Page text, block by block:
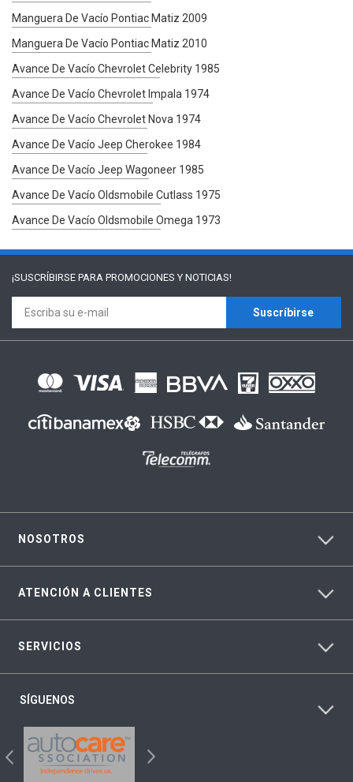
Manguera De Vacío Pontiac Matiz 2009
Manguera De Vacío Pontiac Matiz 2010
Avance De Vacío Chevrolet Celebrity 1985
Avance De Vacío Chevrolet Impala 1974
Avance De Vacío Chevrolet Nova 1974
Avance De Vacío Jeep Cherokee 1984
Avance De Vacío Jeep Wagoneer 1985
Avance De Vacío Oldsmobile Cutlass 1975
Avance De Vacío Oldsmobile Omega 1973
¡SUSCRÍBIRSE PARA PROMOCIONES Y NOTICIAS!
Suscríbirse
NOSOTROS
ATENCIÓN A CLIENTES
SERVICIOS
SÍGUENOS